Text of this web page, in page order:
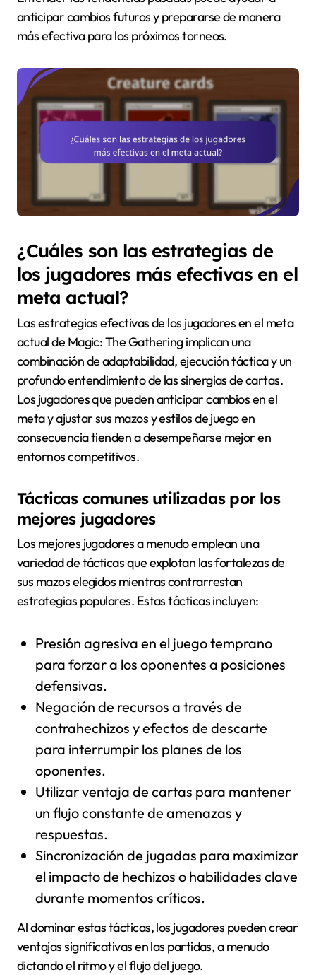
anticipar cambios futuros y prepararse de manera
más efectiva para los próximos torneos.
¿Cuáles son las estrategias de
los jugadores más efectivas en el
meta actual?
Las estrategias efectivas de los jugadores en el meta
actual de Magic: The Gathering implican una
combinación de adaptabilidad, ejecución táctica y un
profundo entendimiento de las sinergias de cartas.
Los jugadores que pueden anticipar cambios en el
meta y ajustar sus mazos y estilos de juego en
consecuencia tienden a desempeñarse mejor en
entornos competitivos.
Tácticas comunes utilizadas por los
mejores jugadores
Los mejores jugadores a menudo emplean una
variedad de tácticas que explotan las fortalezas de
sus mazos elegidos mientras contrarrestan
estrategias populares. Estas tácticas incluyen:
Presión agresiva en el juego temprano
para forzar a los oponentes a posiciones
defensivas.
Negación de recursos a través de
contrahechizos y efectos de descarte
para interrumpir los planes de los
oponentes.
Utilizar ventaja de cartas para mantener
un flujo constante de amenazas y
respuestas.
Sincronización de jugadas para maximizar
el impacto de hechizos o habilidades clave
durante momentos críticos.
Al dominar estas tácticas, los jugadores pueden crear
ventajas significativas en las partidas, a menudo
dictando el ritmo y el flujo del juego.